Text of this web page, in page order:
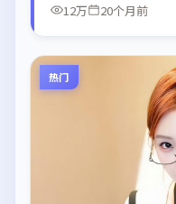
12万
20个月前
热门